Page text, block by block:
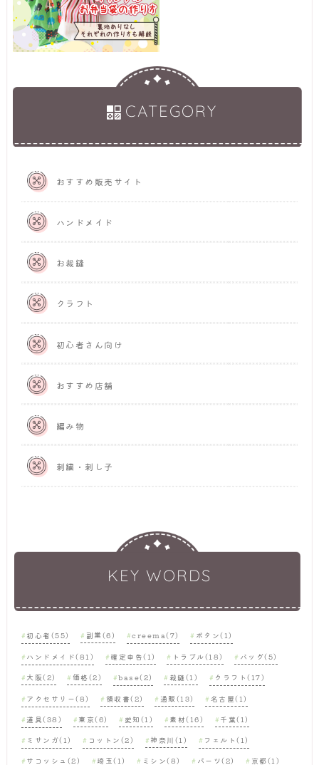
CATEGORY
おすすめ販売サイト
ハンドメイド
お裁縫
クラフト
初心者さん向け
おすすめ店舗
編み物
刺繍・刺し子
KEY WORDS
初心者(55) 副業(6) creema(7) ボタン(1)
ハンドメイド(81) 確定申告(1) トラブル(18) バッグ(5)
大阪(2) 価格(2) base(2) 裁縫(1) クラフト(17)
アクセサリー(8) 領収書(2) 通販(13) 名古屋(1)
道具(38) 東京(6) 愛知(1) 素材(16) 千葉(1)
ミサンガ(1) コットン(2) 神奈川(1) フェルト(1)
サコッシュ(2) 埼玉(1) ミシン(8) パーツ(2) 京都(1)